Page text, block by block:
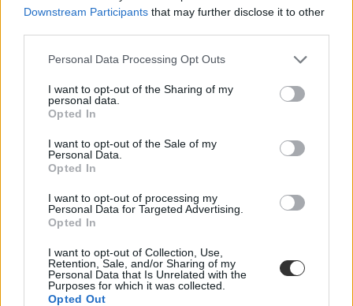
Downstream Participants that may further disclose it to other
Personal Data Processing Opt Outs
I want to opt-out of the Sharing of my
personal data.
Opted In
I want to opt-out of the Sale of my
Personal Data.
Opted In
I want to opt-out of processing my
Personal Data for Targeted Advertising.
Opted In
I want to opt-out of Collection, Use,
Retention, Sale, and/or Sharing of my
Personal Data that Is Unrelated with the
Purposes for which it was collected.
Opted Out
A közoktatásról egyeztettek ellenzéki pártok
A közoktatás helyzetét vitatták meg pártok a Hálózat a
Tanszabadságért (HAT) civil szervezet által rendezett...